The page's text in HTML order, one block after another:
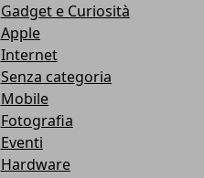
Gadget e Curiosità
Apple
Internet
Senza categoria
Mobile
Fotografia
Eventi
Hardware